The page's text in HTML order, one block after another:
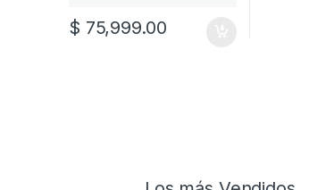
$ 75,999.00